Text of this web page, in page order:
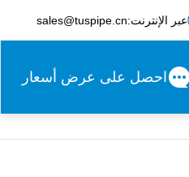
عبر الإنترنت:sales@tuspipe.cn
احصل على عرض أسعار